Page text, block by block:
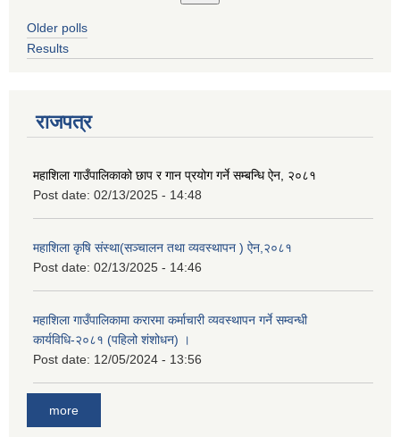
Older polls
Results
राजपत्र
महाशिला गाउँपालिकाको छाप र गान प्रयोग गर्ने सम्बन्धि ऐन, २०८१
Post date: 02/13/2025 - 14:48
महाशिला कृषि संस्था(सञ्चालन तथा व्यवस्थापन ) ऐन,२०८१
Post date: 02/13/2025 - 14:46
महाशिला गाउँपालिकामा करारमा कर्माचारी व्यवस्थापन गर्ने सम्वन्धी
कार्यविधि-२०८१ (पहिलो शंशोधन) ।
Post date: 12/05/2024 - 13:56
more